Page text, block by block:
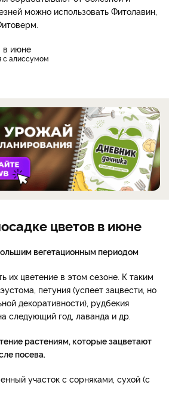
можно использовать Фитолавин,
с алиссумом
цветов в июне
вегетационным периодом
их цветение в этом сезоне. К таким
петуния (успеет зацвести, но
декоративности), рудбекия
следующий год, лаванда и др.
растениям, которые зацветают
посева.
участок с сорняками, сухой (с